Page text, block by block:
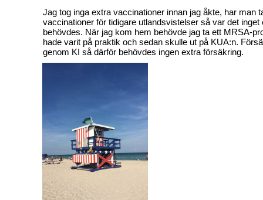
Jag tog inga extra vaccinationer innan jag åkte, har man
vaccinationer för tidigare utlandsvistelser så var det inget
behövdes. När jag kom hem behövde jag ta ett MRSA-
hade varit på praktik och sedan skulle ut på KUA:n.
genom KI så därför behövdes ingen extra försäkring.